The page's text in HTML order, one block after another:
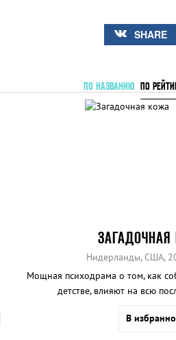
SHARE
ПО НАЗВАНИЮ ПО
Нидерланды, США,
Мощная психодрама о том, как
детстве, влияют на всю
В